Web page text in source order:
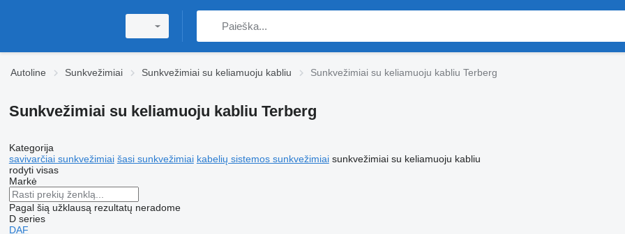
Autoline Sunkvežimiai Sunkvežimiai su keliamuoju kabliu Sunkvežimiai su keliamuoju kabliu Terberg
Sunkvežimiai su keliamuoju kabliu Terberg
Kategorija
savivarčiai sunkvežimiai šasi sunkvežimiai kabelių sistemos sunkvežimiai sunkvežimiai su keliamuoju kabliu
rodyti visas
Markė
Pagal šią užklausą rezultatų neradome
D series
DAF